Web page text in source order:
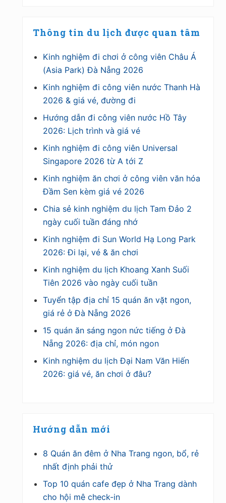
Thông tin du lịch được quan tâm
Kinh nghiệm đi chơi ở công viên Châu Á
(Asia Park) Đà Nẵng 2026
Kinh nghiệm đi công viên nước Thanh Hà
2026 & giá vé, đường đi
Hướng dẫn đi công viên nước Hồ Tây
2026: Lịch trình và giá vé
Kinh nghiệm đi công viên Universal
Singapore 2026 từ A tới Z
Kinh nghiệm ăn chơi ở công viên văn hóa
Đầm Sen kèm giá vé 2026
Chia sẻ kinh nghiệm du lịch Tam Đảo 2
ngày cuối tuần đáng nhớ
Kinh nghiệm đi Sun World Hạ Long Park
2026: Đi lại, vé & ăn chơi
Kinh nghiệm du lịch Khoang Xanh Suối
Tiên 2026 vào ngày cuối tuần
Tuyển tập địa chỉ 15 quán ăn vặt ngon,
giá rẻ ở Đà Nẵng 2026
15 quán ăn sáng ngon nức tiếng ở Đà
Nẵng 2026: địa chỉ, món ngon
Kinh nghiệm du lịch Đại Nam Văn Hiến
2026: giá vé, ăn chơi ở đâu?
Hướng dẫn mới
8 Quán ăn đêm ở Nha Trang ngon, bổ, rẻ
nhất định phải thử
Top 10 quán cafe đẹp ở Nha Trang dành
cho hội mê check-in